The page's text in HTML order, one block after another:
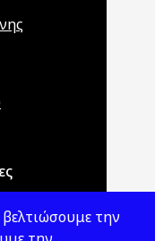
την